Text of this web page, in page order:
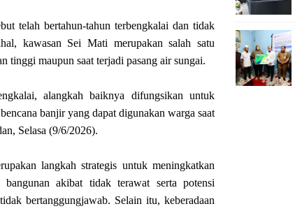
telah bertahun-tahun terbengkalai dan tidak
kawasan Sei Mati merupakan salah satu
tinggi maupun saat terjadi pasang air sungai.
alangkah baiknya difungsikan untuk
banjir yang dapat digunakan warga saat
Selasa (9/6/2026).
langkah strategis untuk meningkatkan
akibat tidak terawat serta potensi
bertanggungjawab. Selain itu, keberadaan